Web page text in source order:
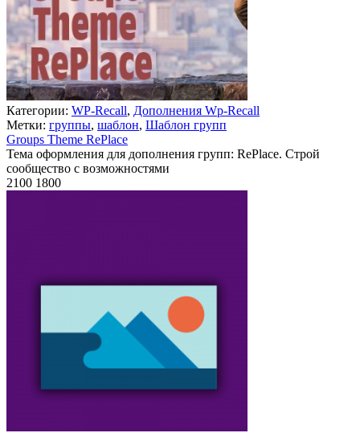
Категории: WP-Recall, Дополнения Wp-Recall
Метки: группы, шаблон, Шаблон групп
Groups Theme RePlace
Тема оформления для дополнения групп: RePlace. Строй
сообщество с возможностями
2100 1800